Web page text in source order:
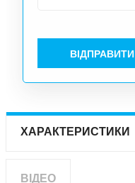
ВІДПРАВИТИ
ХАРАКТЕРИСТИКИ
ВІДЕО